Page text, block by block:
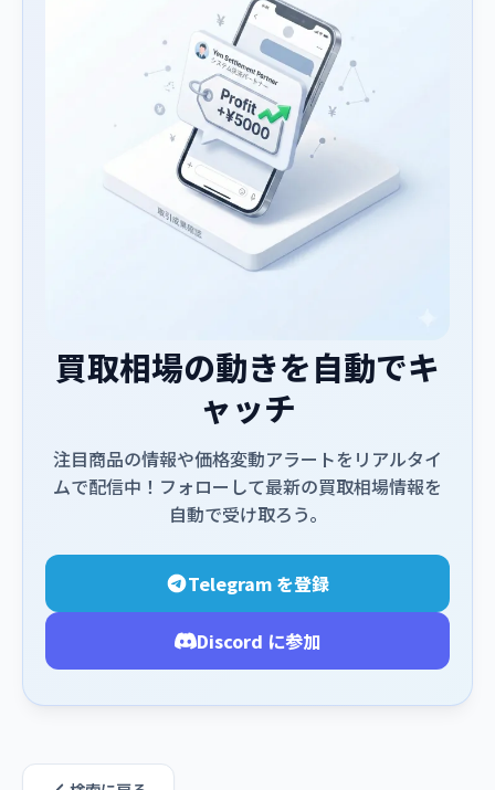
買取相場の動きを自動でキ
ャッチ
注目商品の情報や価格変動アラートをリアルタイ
ムで配信中！フォローして最新の買取相場情報を
自動で受け取ろう。
Telegram を登録
Discord に参加